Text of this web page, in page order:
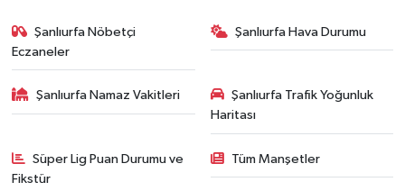
Şanlıurfa Nöbetçi
Eczaneler
Şanlıurfa Hava Durumu
Şanlıurfa Namaz Vakitleri
Şanlıurfa Trafik Yoğunluk
Haritası
Süper Lig Puan Durumu ve
Fikstür
Tüm Manşetler